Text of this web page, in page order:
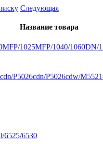
Следующая
Название товара
1025MFP/1040/1060DN/
P5026cdn/P5026cdw/
6525/6530